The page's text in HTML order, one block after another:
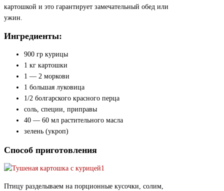
картошкой и это гарантирует замечательный обед или
ужин.
Ингредиенты:
900 гр курицы
1 кг картошки
1 — 2 моркови
1 большая луковица
1/2 болгарского красного перца
соль, специи, приправы
40 — 60 мл растительного масла
зелень (укроп)
Способ приготовления
Птицу разделываем на порционные кусочки, солим,